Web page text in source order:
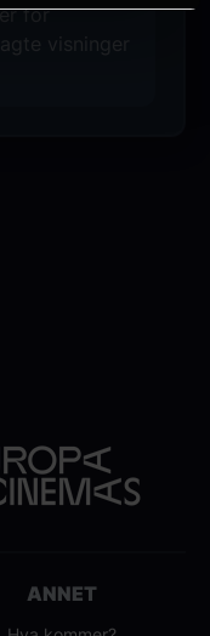
for
ANNET